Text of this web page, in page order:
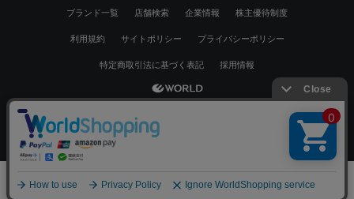
絞り込む
ブランド一覧 店舗検索 企業情報 株主優待制度
利用規約 サイトポリシー プライバシーポリシー
特定商取引法に基づく表記 採用情報